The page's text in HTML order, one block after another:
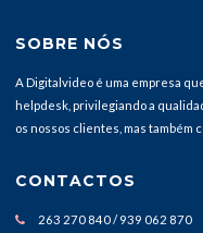
SOBRE NÓS
A Digitalvideo é uma empresa
helpdesk, privilegiando a
os nossos clientes, mas
CONTACTOS
263 270 840 / 939 062 870